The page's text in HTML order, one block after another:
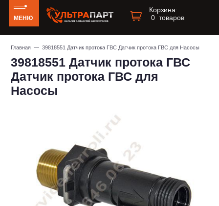
МЕНЮ
Корзина:
0 товаров
Главная — 39818551 Датчик протока ГВС Датчик протока ГВС для Насосы
39818551 Датчик протока ГВС
Датчик протока ГВС для
Насосы